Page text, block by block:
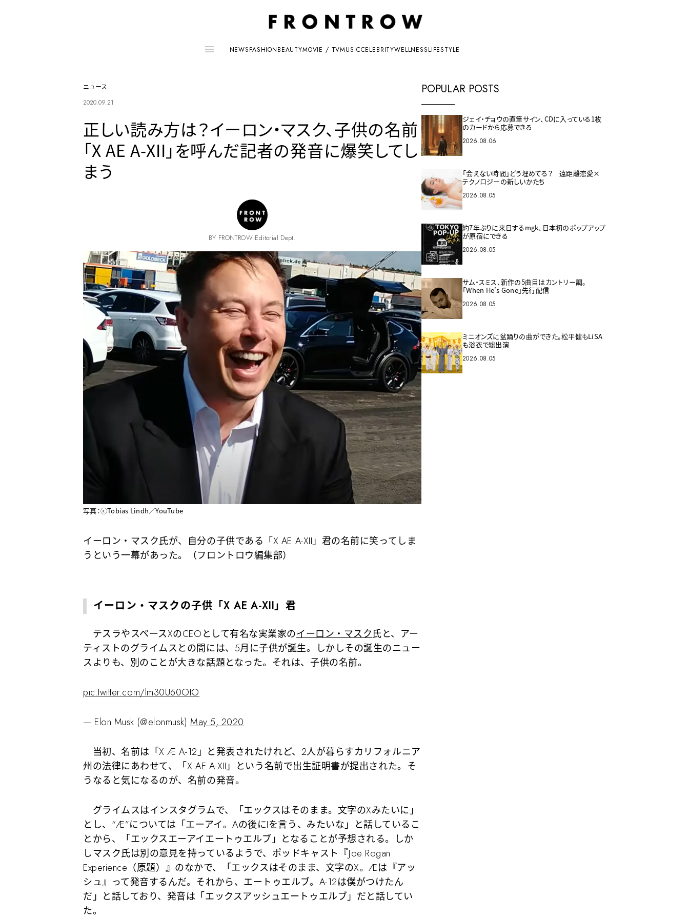
NEWSFASHIONBEAUTYMOVIE / TVMUSICCELEBRITYWELLNESSLIFESTYLE
ニュース
2020.09.21
正しい読み方は？イーロン・マスク、子供の名前
「X AE A-XII」を呼んだ記者の発音に爆笑してし
まう
BY FRONTROW Editorial Dept.
写真：ⓒTobias Lindh／YouTube
イーロン・マスク氏が、自分の子供である「X AE A-XII」君の名前に笑ってしま
うという一幕があった。（フロントロウ編集部）
イーロン・マスクの子供「X AE A-XII」君
テスラやスペースXのCEOとして有名な実業家のイーロン・マスク氏と、アー
ティストのグライムスとの間には、5月に子供が誕生。しかしその誕生のニュー
スよりも、別のことが大きな話題となった。それは、子供の名前。
pic.twitter.com/lm30U60OtO
— Elon Musk (@elonmusk) May 5, 2020
当初、名前は「X Æ A-12」と発表されたけれど、2人が暮らすカリフォルニア
州の法律にあわせて、「X AE A-XII」という名前で出生証明書が提出された。そ
うなると気になるのが、名前の発音。
グライムスはインスタグラムで、「エックスはそのまま。文字のXみたいに」
とし、“Æ”については「エーアイ。Aの後にIを言う、みたいな」と話しているこ
とから、
「エックスエーアイエートゥエルブ」 となることが予想される。しか
しマスク氏は別の意見を持っているようで、ポッドキャスト『Joe Rogan
Experience（原題）』のなかで、「エックスはそのまま、文字のX。Æは『アッ
シュ』って発音するんだ。それから、エートゥエルブ。A-12は僕がつけたん
だ」と話しており、発音は 「エックスアッシュエートゥエルブ」 だと話してい
た。
POPULAR POSTS
ジェイ・チョウの直筆サイン、CDに入っている1枚
のカードから応募できる
2026.08.06
「会えない時間」どう埋めてる？ 遠距離恋愛×
テクノロジーの新しいかたち
2026.08.05
約7年ぶりに来日するmgk、日本初のポップアップ
が原宿にできる
2026.08.05
サム・スミス、新作の5曲目はカントリー調。
「When He’s Gone」先行配信
2026.08.05
ミニオンズに盆踊りの曲ができた。松平健もLiSA
も浴衣で総出演
2026.08.05